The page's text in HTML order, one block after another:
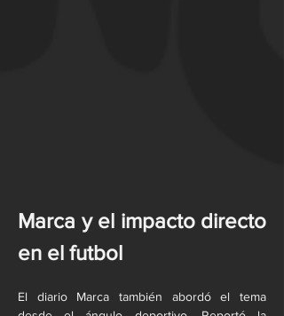
Marca y el impacto directo
en el futbol
El diario Marca también abordó el tema